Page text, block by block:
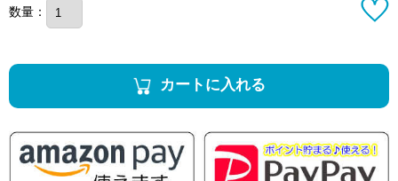
数量：
カートに入れる